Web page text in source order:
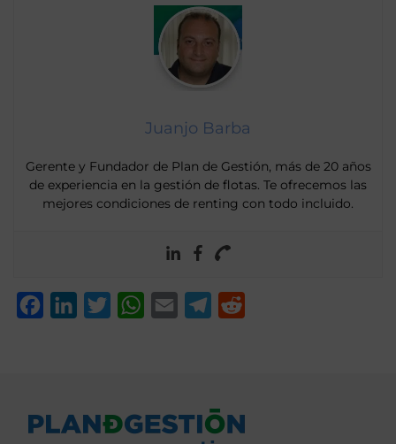
Juanjo Barba
Gerente y Fundador de Plan de Gestión, más de 20 años
de experiencia en la gestión de flotas. Te ofrecemos las
mejores condiciones de renting con todo incluido.
FacebookLinkedInTwitterWhatsApp
Email Telegram